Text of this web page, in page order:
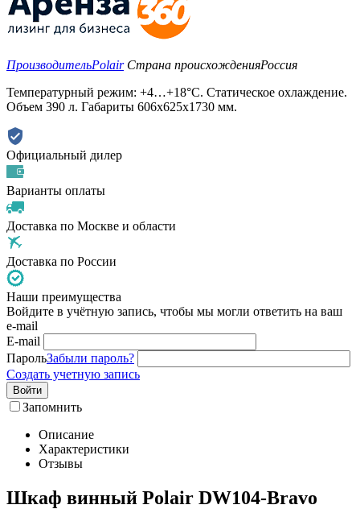
ПроизводительPolair Страна происхожденияРоссия
Температурный режим: +4…+18°C. Статическое охлаждение.
Объем 390 л. Габариты 606х625х1730 мм.
Официальный дилер
Варианты оплаты
Доставка по Москве и области
Доставка по России
Наши преимущества
Войдите в учётную запись, чтобы мы могли ответить на ваш
e-mail
E-mail
ПарольЗабыли пароль?
Создать учетную запись
Войти
Запомнить
Описание
Характеристики
Отзывы
Шкаф винный Polair DW104-Bravo